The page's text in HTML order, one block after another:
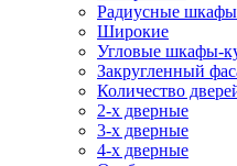
Радиусные
Широкие
Угловые шкафы-
Закругленный
Количество
2-х дверные
3-х дверные
4-х дверные